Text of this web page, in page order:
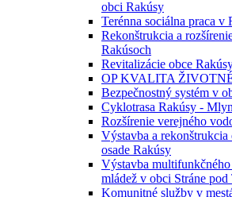
obci Rakúsy
Terénna sociálna praca v
Rekonštrukcia a
Rakúsoch
Revitalizácie obce
OP KVALITA
Bezpečnostný systém v
Cyklotrasa Rakúsy -
Rozšírenie verejného
Výstavba a
osade Rakúsy
Výstavba multifunkčného
mládež v obci Stráne pod
Komunitné služby v